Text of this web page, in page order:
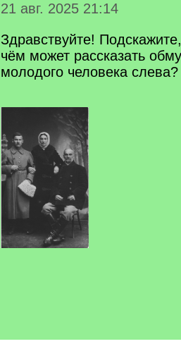
21 авг. 2025 21:14
Здравствуйте!
чём может рассказать
молодого человека слева?